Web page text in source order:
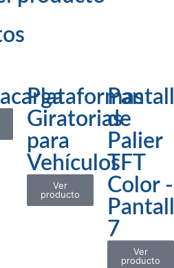
Plataformas
Giratorias
para
Vehículos
Ver
producto
de
Palier
TFT
Color -
7
Ver
producto